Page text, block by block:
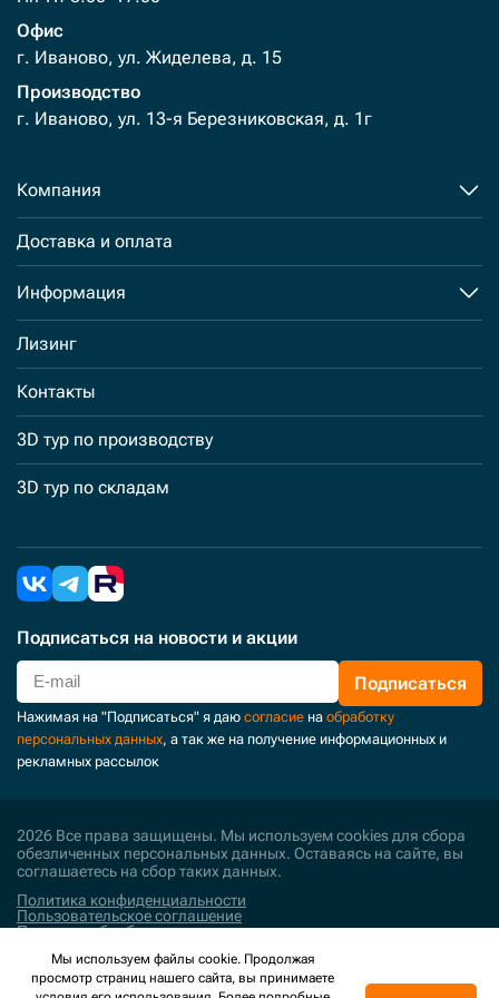
Офис
г. Иваново, ул. Жиделева, д. 15
Производство
г. Иваново, ул. 13-я Березниковская, д. 1г
Компания
Доставка и оплата
Информация
Лизинг
Контакты
3D тур по производству
3D тур по складам
Подписаться на новости и акции
Подписаться
Нажимая на "Подписаться" я даю согласие на обработку
персональных данных, а так же на получение информационных и
рекламных рассылок
2026 Все права защищены. Мы используем cookies для сбора
обезличенных персональных данных. Оставаясь на сайте, вы
соглашаетесь на сбор таких данных.
Политика конфиденциальности
Пользовательское соглашение
Политика обработки персональных данных
Поддержка и развитие
Мы используем файлы cookie. Продолжая
просмотр страниц нашего сайта, вы принимаете